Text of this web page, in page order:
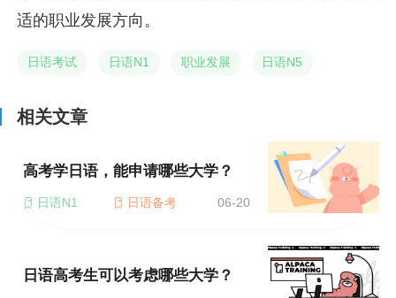
适的职业发展方向。
日语考试 日语N1 职业发展 日语N5
相关文章
高考学日语，能申请哪些大学？
日语N1 日语备考 06-20
日语高考生可以考虑哪些大学？